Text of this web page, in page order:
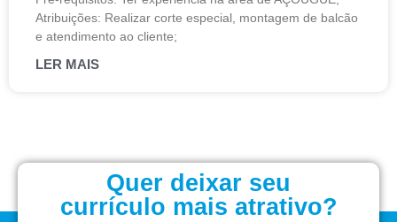
Atribuições: Realizar corte especial, montagem de balcão
e atendimento ao cliente;
LER MAIS
Quer deixar seu
currículo mais atrativo?